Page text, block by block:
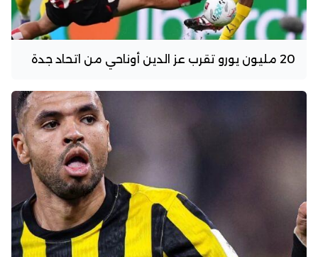
20 مليون يورو تقرب عز الدين أوناحي من اتحاد جدة